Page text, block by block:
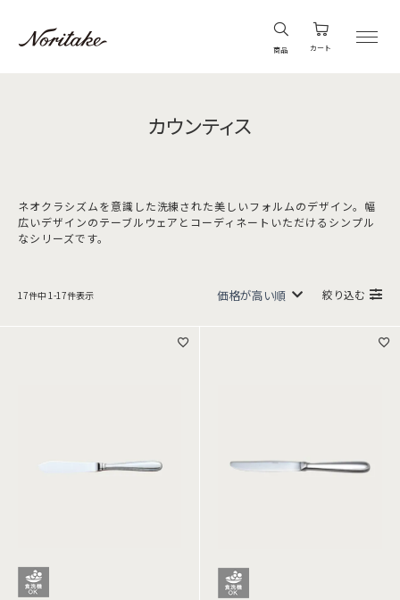
商品 カート
カウンティス
ネオクラシズムを意識した洗練された美しいフォルムのデザイン。幅
広いデザインのテーブルウェアとコーディネートいただけるシンプル
なシリーズです。
17件中 1 -17件表示 絞り込む